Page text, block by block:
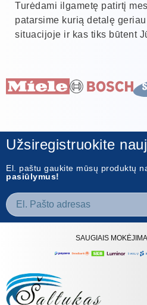
Turėdami ilgametę patirtį
patarsime kurią detalę
situacijoje ir kas tiks būtent
Užsiregistruokite
El. paštu gaukite mūsų produktų
pasiūlymus!
SAUGIAIS